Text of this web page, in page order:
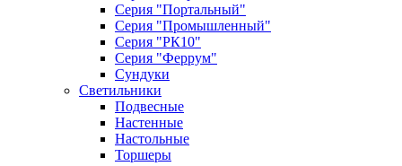
Серия "Портальный"
Серия "Промышленный"
Серия "РК10"
Серия "Феррум"
Сундуки
Светильники
Подвесные
Настенные
Настольные
Торшеры